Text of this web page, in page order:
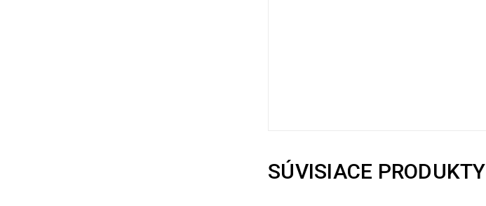
SÚVISIACE PRODUKTY